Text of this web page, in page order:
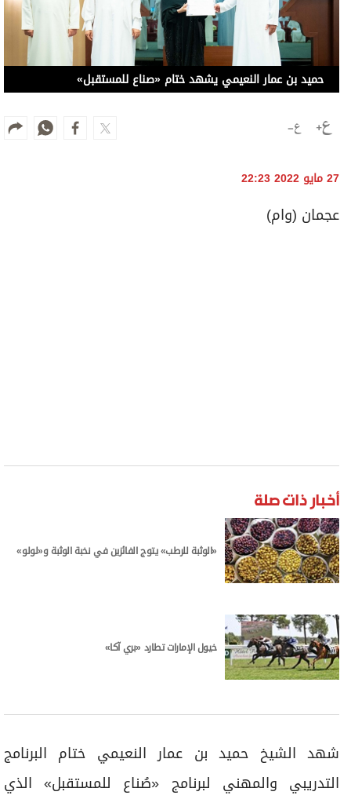
حميد بن عمار النعيمي يشهد ختام «صناع للمستقبل»
27 مايو 2022 22:23
عجمان (وام)
أخبار ذات صلة
«الوثبة للرطب» يتوج الفائزين في نخبة الوثبة و«لولو»
خيول الإمارات تطارد «بري آكا»
شهد الشيخ حميد بن عمار النعيمي ختام البرنامج
التدريبي والمهني لبرنامج «صُناع للمستقبل» الذي